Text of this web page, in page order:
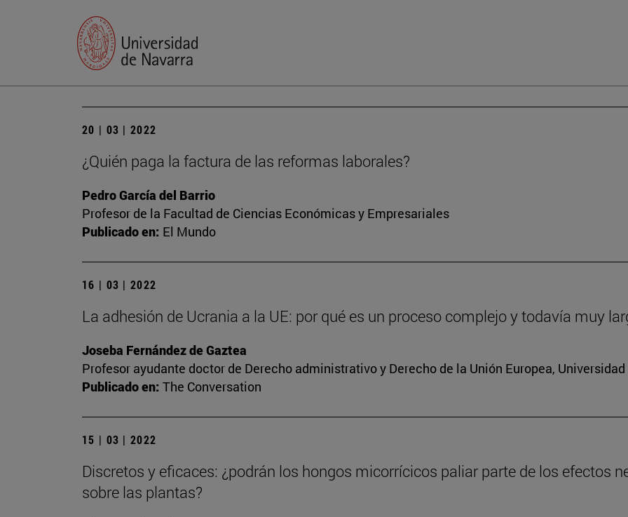
20 | 03 | 2022
¿Quién paga la factura de las reformas laborales?
Pedro García del Barrio
Profesor de la Facultad de Ciencias Económicas y Empresariales
Publicado en: El Mundo
16 | 03 | 2022
La adhesión de Ucrania a la UE: por qué es un proceso complejo y todavía muy
Joseba Fernández de Gaztea
Profesor ayudante doctor de Derecho administrativo y Derecho de la Unión Europea, Universidad
Publicado en: The Conversation
15 | 03 | 2022
Discretos y eficaces: ¿podrán los hongos micorrícicos paliar parte de los efectos
sobre las plantas?